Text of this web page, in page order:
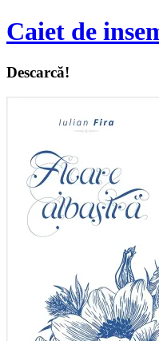
Caiet de
Descarcă!